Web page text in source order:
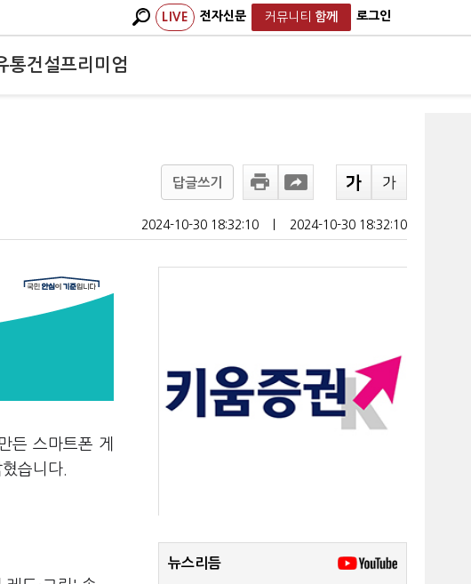
LIVE 전자신문 커뮤니티 함께 로그인
통건설프리미엄
답글쓰기
2024-10-30 18:32:10 2024-10-30 18:32:10
든 스마트폰 게
습니다.
뉴스리듬